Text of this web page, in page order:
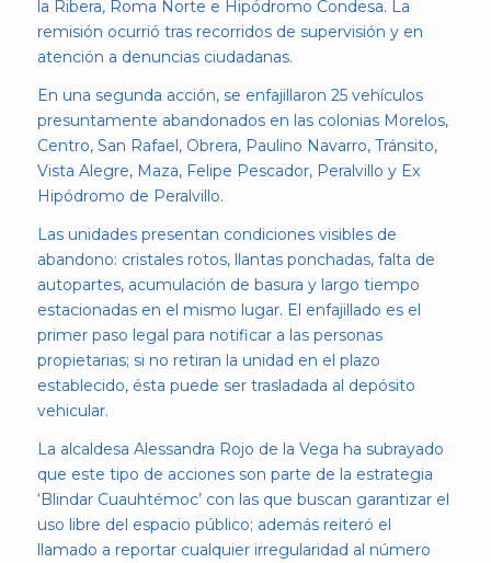
la Ribera, Roma Norte e Hipódromo Condesa. La
remisión ocurrió tras recorridos de supervisión y en
atención a denuncias ciudadanas.
En una segunda acción, se enfajillaron 25 vehículos
presuntamente abandonados en las colonias Morelos,
Centro, San Rafael, Obrera, Paulino Navarro, Tránsito,
Vista Alegre, Maza, Felipe Pescador, Peralvillo y Ex
Hipódromo de Peralvillo.
Las unidades presentan condiciones visibles de
abandono: cristales rotos, llantas ponchadas, falta de
autopartes, acumulación de basura y largo tiempo
estacionadas en el mismo lugar. El enfajillado es el
primer paso legal para notificar a las personas
propietarias; si no retiran la unidad en el plazo
establecido, ésta puede ser trasladada al depósito
vehicular.
La alcaldesa Alessandra Rojo de la Vega ha subrayado
que este tipo de acciones son parte de la estrategia
‘Blindar Cuauhtémoc’ con las que buscan garantizar el
uso libre del espacio público; además reiteró el
llamado a reportar cualquier irregularidad al número